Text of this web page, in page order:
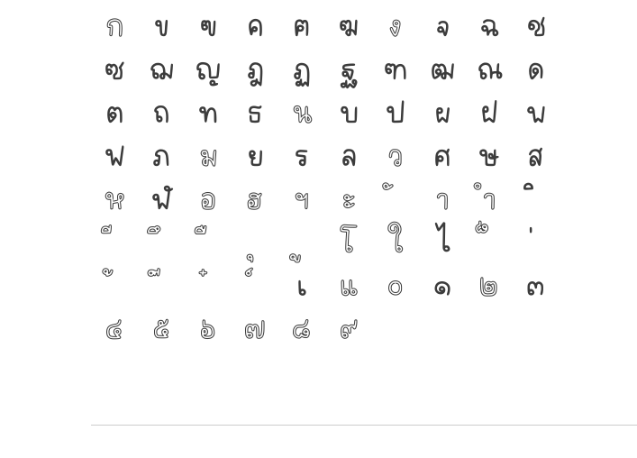
ก ข ฃ ค ฅ ฆ ง จ ฉ
ช
ซ ฌ ญ ฎ ฏ ฐ ฑ ฒ ณ ด
ต
ถ ท ธ น บ ป ผ ฝ
พ
ฟ
ภ ม ย ร ล ว ศ ษ
ส
ห
ฬ อ ฮ ฯ ะ า
ำ
โ
ใ
ไ
เ
แ ๐ ๑ ๒
๓
๔
๕ ๖ ๗ ๘ ๙